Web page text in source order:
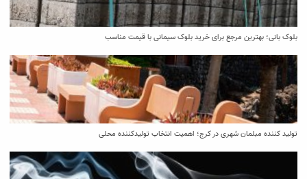
بلوک بانی؛ بهترین مرجع برای خرید بلوک سیمانی با قیمت مناسب
تولید کننده مبلمان شهری در کرج؛ اهمیت انتخاب تولیدکننده محلی